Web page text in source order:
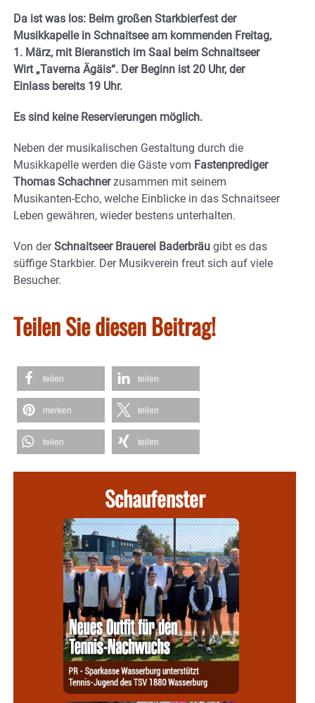
Da ist was los: Beim großen Starkbierfest der
Musikkapelle in Schnaitsee am kommenden Freitag,
1. März, mit Bieranstich im Saal beim Schnaitseer
Wirt „Taverna Ägäis“. Der Beginn ist 20 Uhr, der
Einlass bereits 19 Uhr.
Es sind keine Reservierungen möglich.
Neben der musikalischen Gestaltung durch die
Musikkapelle werden die Gäste vom Fastenprediger
Thomas Schachnerzusammen mit seinem
Musikanten-Echo, welche Einblicke in das Schnaitseer
Leben gewähren, wieder bestens unterhalten.
Von derSchnaitseer Brauerei Baderbräu gibt es das
süffige Starkbier. Der Musikverein freut sich auf viele
Besucher.
Teilen Sie diesen Beitrag!
teilen teilen
merken teilen
teilen teilen
Schaufenster